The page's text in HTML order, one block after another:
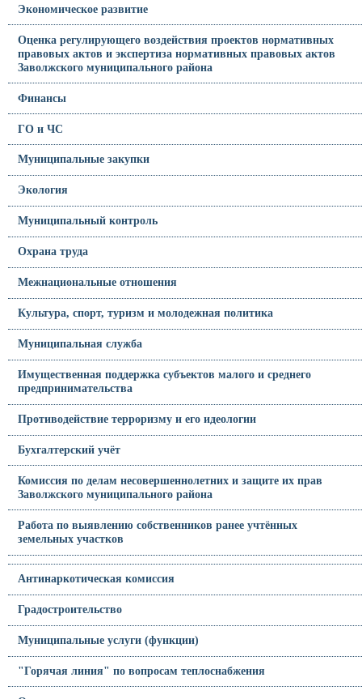
Экономическое развитие
Оценка регулирующего воздействия проектов нормативных
правовых актов и экспертиза нормативных правовых актов
Заволжского муниципального района
Финансы
ГО и ЧС
Муниципальные закупки
Экология
Муниципальный контроль
Охрана труда
Межнациональные отношения
Культура, спорт, туризм и молодежная политика
Муниципальная служба
Имущественная поддержка субъектов малого и среднего
предпринимательства
Противодействие терроризму и его идеологии
Бухгалтерский учёт
Комиссия по делам несовершеннолетних и защите их прав
Заволжского муниципального района
Работа по выявлению собственников ранее учтённых
земельных участков
Антинаркотическая комиссия
Градостроительство
Муниципальные услуги (функции)
"Горячая линия" по вопросам теплоснабжения